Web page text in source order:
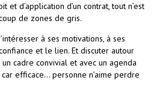
et d’application d’un contrat, tout n’est
de zones de gris.
à ses motivations, à ses
et le lien. Et discuter autour
un cadre convivial et avec un agenda
efficace… personne n’aime perdre